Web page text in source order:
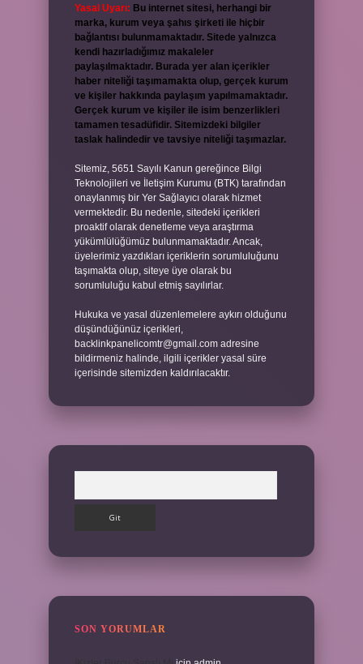
Yasal Uyarı: Bu internet sitesi, herhangi bir
marka, kurum veya şahıs şirketi ile hiçbir
bağlantısı bulunmamaktadır. Sitede yalnızca
kendi hazırladığımız makaleler
paylaşılmaktadır. Burada yer alan içerikler
haber niteliği taşımamakta olup, gerçek kurum
ve kişiler hakkında paylaşım yapılmamaktadır.
Gerçek kurum ve kişiler ile isim benzerlikleri
tamamen tesadüfidir. Sitemizdeki bilgiler
taslak halindedir ve tavsiye niteliği taşımazlar.
Sitemiz, 5651 Sayılı Kanun gereğince Bilgi
Teknolojileri ve İletişim Kurumu (BTK) tarafından
onaylanmış bir Yer Sağlayıcı olarak hizmet
vermektedir. Bu nedenle, sitedeki içerikleri
proaktif olarak denetleme veya araştırma
yükümlülüğümüz bulunmamaktadır. Ancak,
üyelerimiz yazdıkları içeriklerin sorumluluğunu
taşımakta olup, siteye üye olarak bu
sorumluluğu kabul etmiş sayılırlar.
Hukuka ve yasal düzenlemelere aykırı olduğunu
düşündüğünüz içerikleri,
backlinkpanelicomtr@gmail.com adresine
bildirmeniz halinde, ilgili içerikler yasal süre
içerisinde sitemizden kaldırılacaktır.
SON YORUMLAR